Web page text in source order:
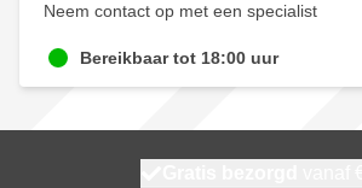
Neem contact op met een specialist
Bereikbaar tot 18:00 uur